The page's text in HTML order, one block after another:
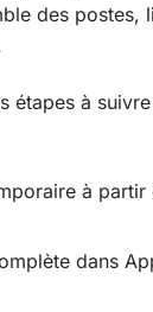
des postes,
étapes à
à partir
dans